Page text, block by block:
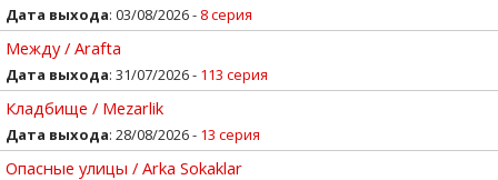
Дата выхода: 03/08/2026 - 8 серия
Между / Arafta
Дата выхода: 31/07/2026 - 113 серия
Кладбище / Mezarlik
Дата выхода: 28/08/2026 - 13 серия
Опасные улицы / Arka Sokaklar